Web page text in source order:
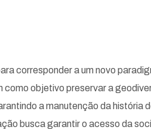
corresponder a um novo
objetivo preservar a
a manutenção da história
busca garantir o acesso da